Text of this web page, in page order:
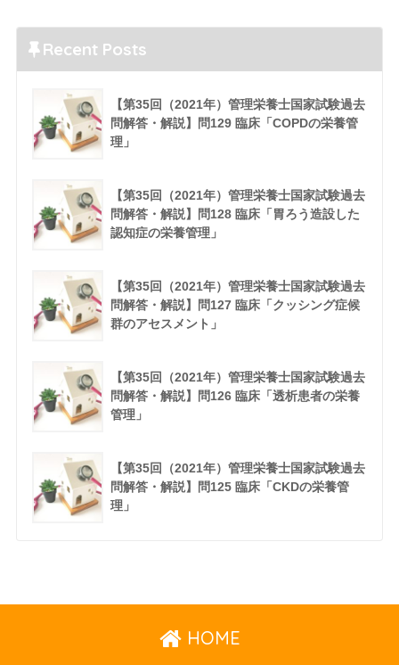
Recent Posts
【第35回（2021年）管理栄養士国家試験過去
問解答・解説】問129 臨床「COPDの栄養管
理」
【第35回（2021年）管理栄養士国家試験過去
問解答・解説】問128 臨床「胃ろう造設した
認知症の栄養管理」
【第35回（2021年）管理栄養士国家試験過去
問解答・解説】問127 臨床「クッシング症候
群のアセスメント」
【第35回（2021年）管理栄養士国家試験過去
問解答・解説】問126 臨床「透析患者の栄養
管理」
【第35回（2021年）管理栄養士国家試験過去
問解答・解説】問125 臨床「CKDの栄養管
理」
HOME